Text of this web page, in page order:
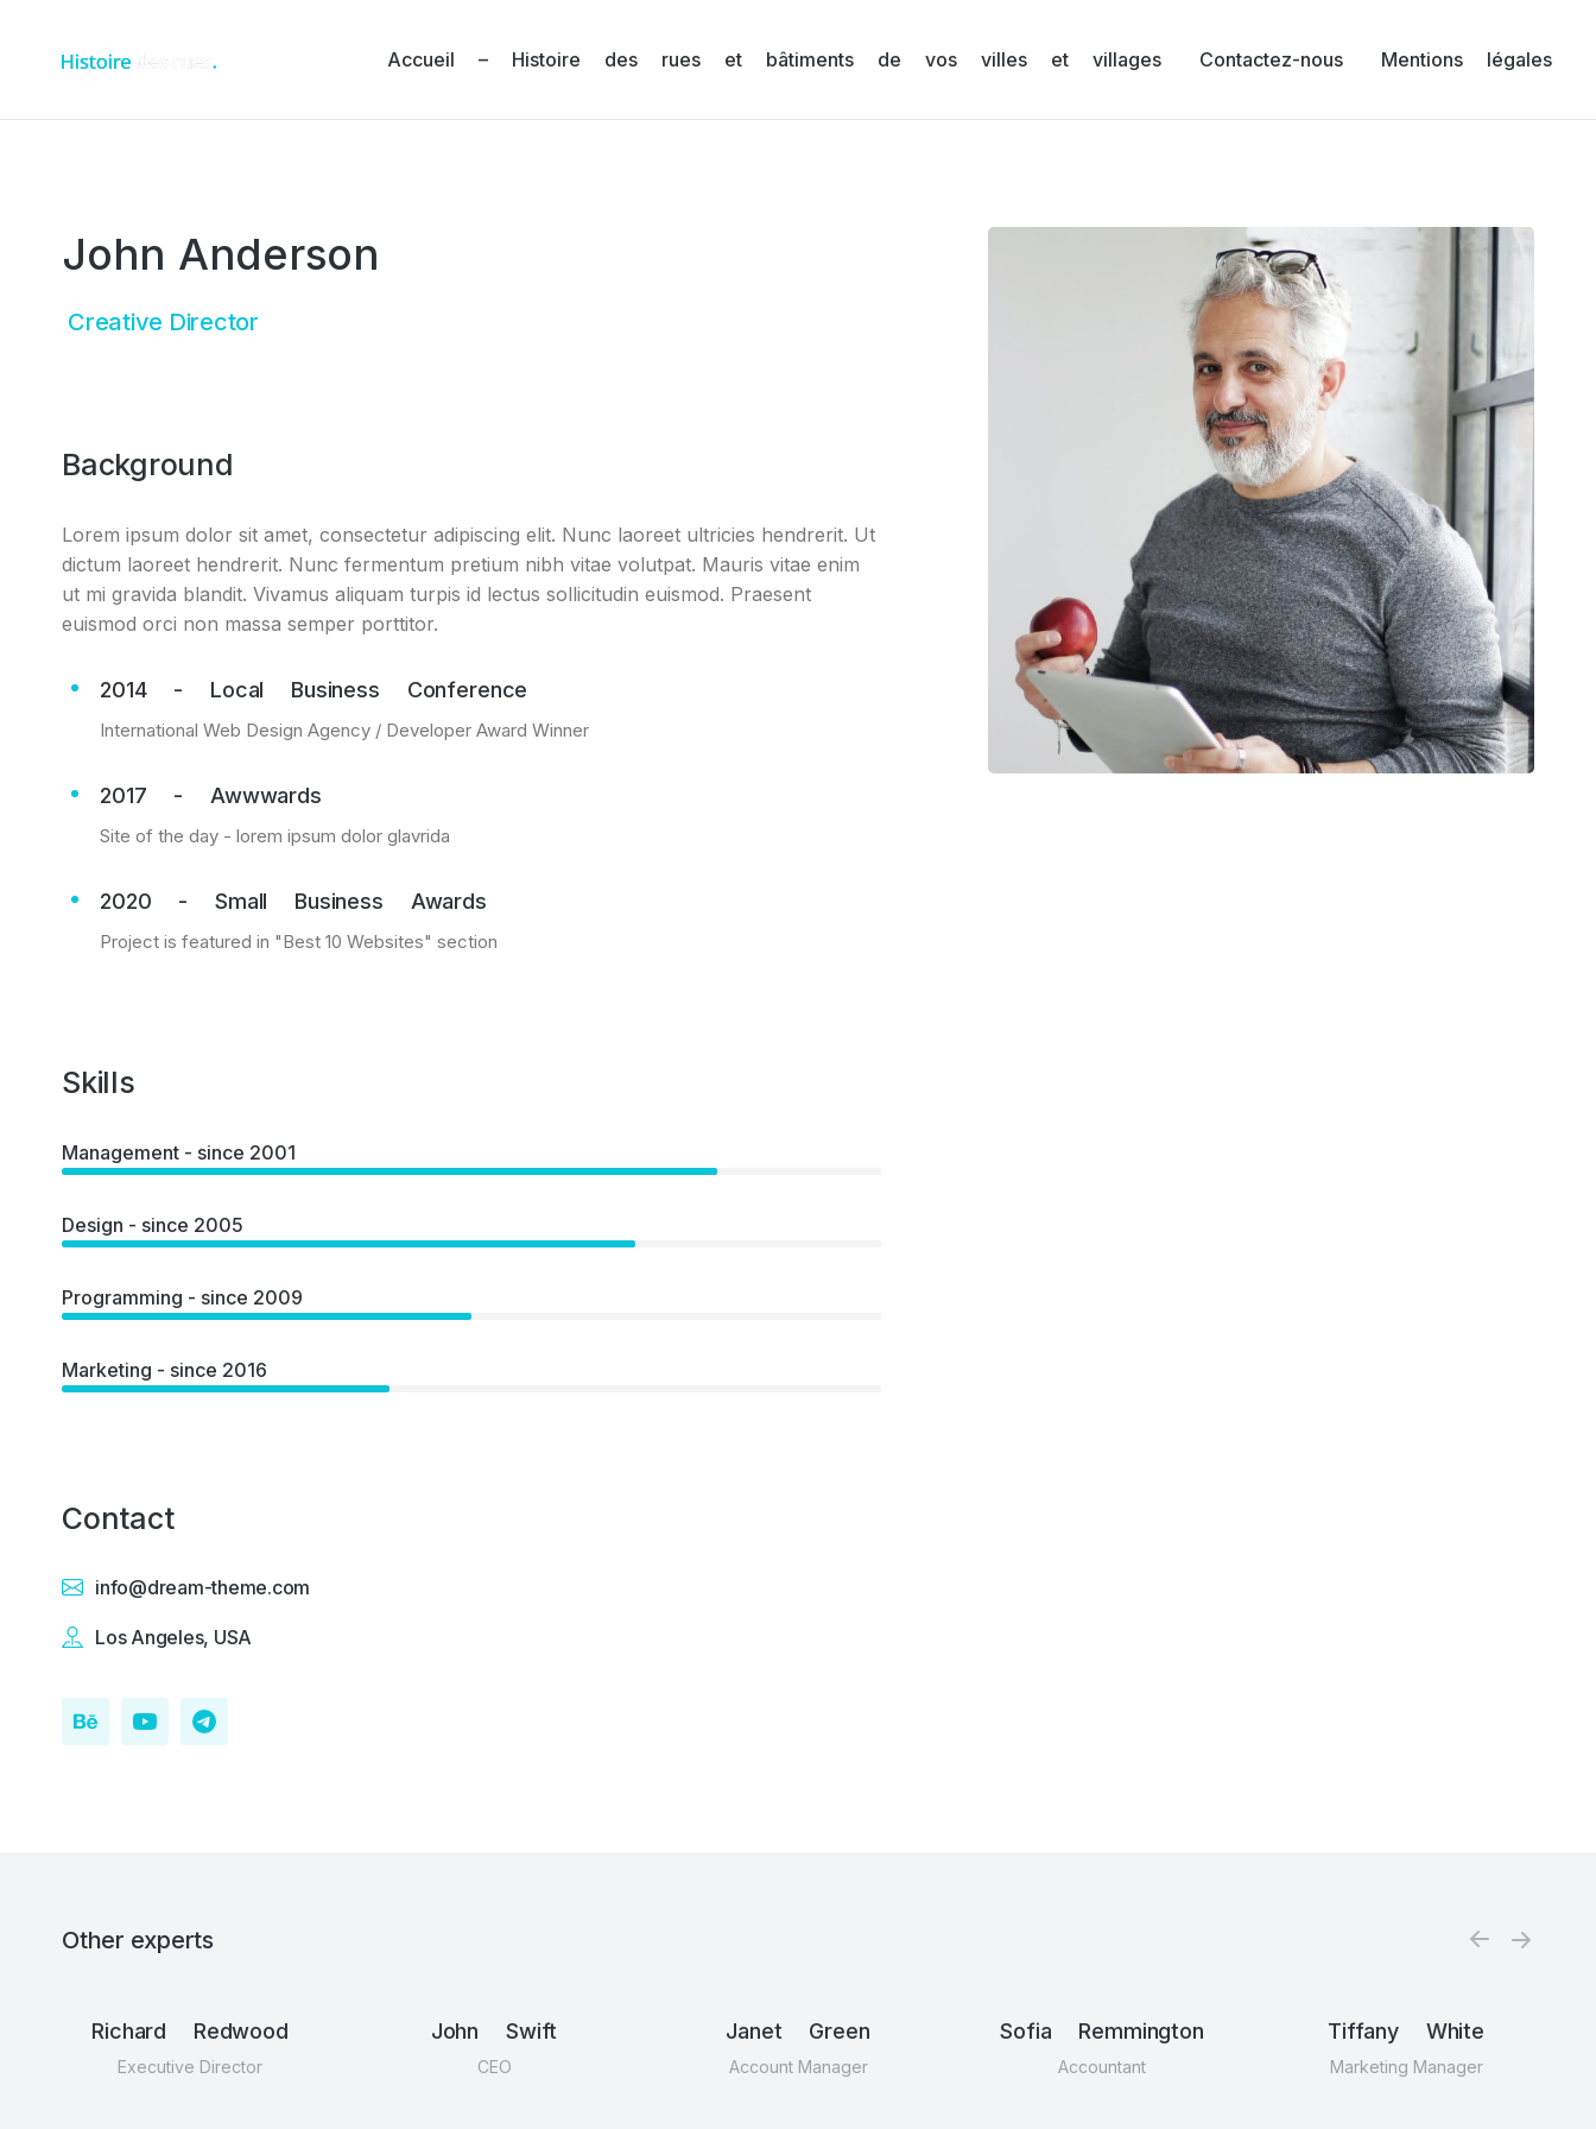
Accueil – Histoire des rues et bâtiments de vos villes et villages Contactez-nous Mentions légales
John Anderson
Creative Director
Background
Lorem ipsum dolor sit amet, consectetur adipiscing elit. Nunc laoreet ultricies hendrerit. Ut
dictum laoreet hendrerit. Nunc fermentum pretium nibh vitae volutpat. Mauris vitae enim
ut mi gravida blandit. Vivamus aliquam turpis id lectus sollicitudin euismod. Praesent
euismod orci non massa semper porttitor.
2014 - Local Business Conference
International Web Design Agency / Developer Award Winner
2017 - Awwwards
Site of the day - lorem ipsum dolor glavrida
2020 - Small Business Awards
Project is featured in "Best 10 Websites" section
Skills
Management - since 2001
Design - since 2005
Programming - since 2009
Marketing - since 2016
Contact
info@dream-theme.com
Los Angeles, USA
Other experts
Richard Redwood
Executive Director
John Swift
CEO
Janet Green
Account Manager
Sofia Remmington
Accountant
Tiffany White
Marketing Manager